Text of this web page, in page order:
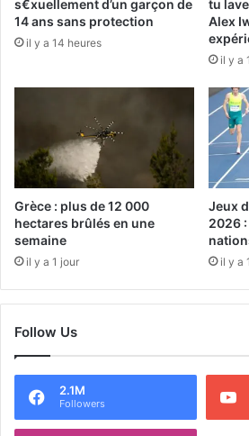
s€xuellement d’un garçon de
14 ans sans protection
il y a 14 heures
tu
Alex
il y a
Grèce : plus de 12 000
hectares brûlés en une
semaine
il y a 1 jour
Jeux
2026
il y a
Follow Us
2.1M
Followers